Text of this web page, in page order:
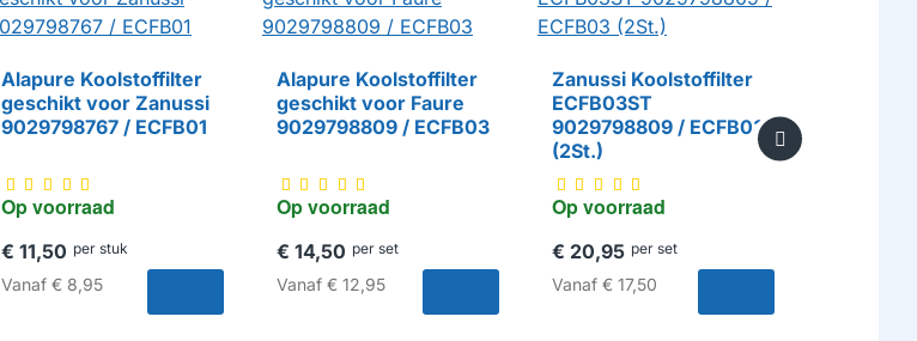
HUISMERK
Op voorraad
Alapure Koolstoffilter
geschikt voor Zanussi
9029798767 / ECFB01
€ 11,50 per stuk
Vanaf€ 8,95
HUISMERK
Op voorraad
Alapure Koolstoffilter
geschikt voor Faure
9029798809 / ECFB03
€ 14,50 per set
Vanaf€ 12,95
Op voorraad
Zanussi Koolstoffilter
ECFB03ST
9029798809 / ECFB03
(2St.)
€ 20,95 per set
Vanaf€ 17,50